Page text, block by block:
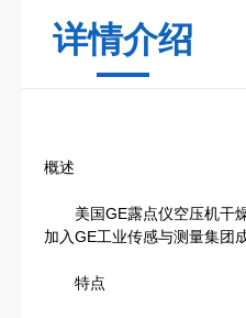
详情介绍
概述
美国GE露点仪空压机干燥
加入GE工业传感与测量集团
特点